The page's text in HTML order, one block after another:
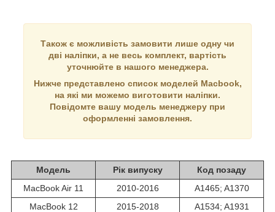
Також є можливість замовити лише одну чи
дві наліпки, а не весь комплект, вартість
уточнюйте в нашого менеджера.
Нижче представлено список моделей Macbook,
на які ми можемо виготовити наліпки.
Повідомте вашу модель менеджеру при
оформленні замовлення.
Модель Рік випуску
Код позаду
MacBook Air 11
2010-2016
A1465; A1370
MacBook 12
2015-2018
A1534; A1931